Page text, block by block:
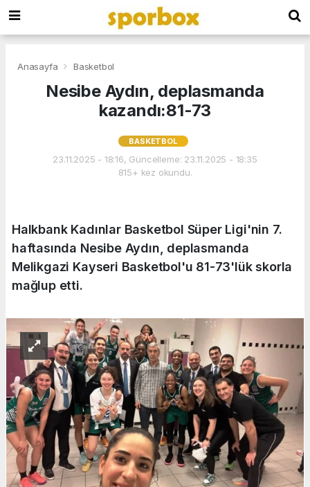
Anasayfa Basketbol
Nesibe Aydın, deplasmanda
kazandı:81-73
BASKETBOL
23.11.2025 - 18:16, Güncelleme: 23.11.2025 - 18:35
815+ kez okundu.
Halkbank Kadınlar Basketbol Süper Ligi'nin 7.
haftasında Nesibe Aydın, deplasmanda
Melikgazi Kayseri Basketbol'u 81-73'lük skorla
mağlup etti.